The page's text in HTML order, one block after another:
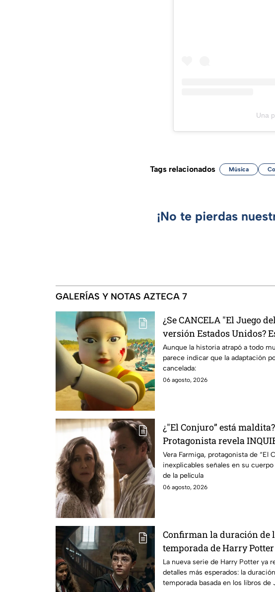
Una
Tags relacionados Música
¡No te pierdas
GALERÍAS Y NOTAS AZTECA 7
¿Se CANCELA "El Juego
versión Estados Unidos?
se sabe al momento
Aunque la historia atrapó a todo
parece indicar que la adaptación
cancelada:
06 agosto, 2026
¿"El Conjuro” está maldita?
Protagonista revela
señales en su cuerpo
grabación de la película
Vera Farmiga, protagonista de “El
inexplicables señales en su
de la película
06 agosto, 2026
Confirman la duración de
temporada de Harry
emocionará a los fans de
La nueva serie de Harry Potter ya
detalles más esperados: la
temporada basada en los libros de